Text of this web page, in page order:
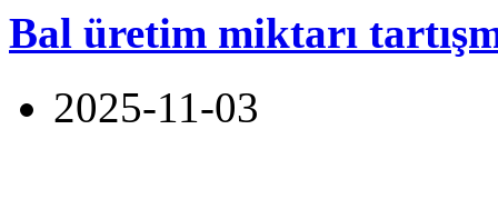
Bal üretim miktarı
2025-11-03